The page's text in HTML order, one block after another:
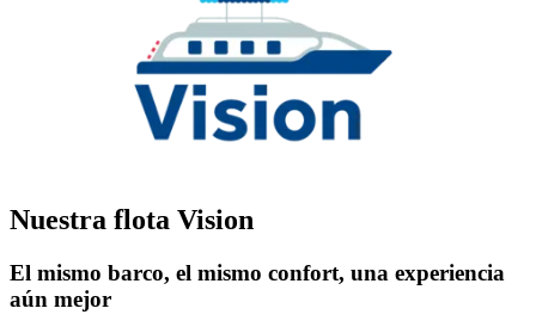
Nuestra flota Vision
El mismo barco, el mismo confort, una experiencia
aún mejor